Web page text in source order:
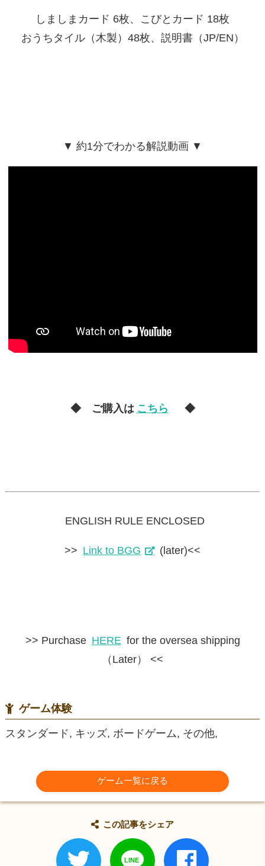
しましまカード 6枚、こびとカード 18枚
おうちタイル（木製）48枚、説明書（JP/EN）
▼ 約1分でわかる解説動画 ▼
◆ ご購入は こちら ◆
ENGLISH RULE ENCLOSED
>> Link to BGG (later)<<
>> Purchase HERE for the oversea shipping
（Later） <<
ゲーム体験
スタンダード, キッズ, ボードゲーム, その他,
ゲーム一覧に戻る
この記事をシェア